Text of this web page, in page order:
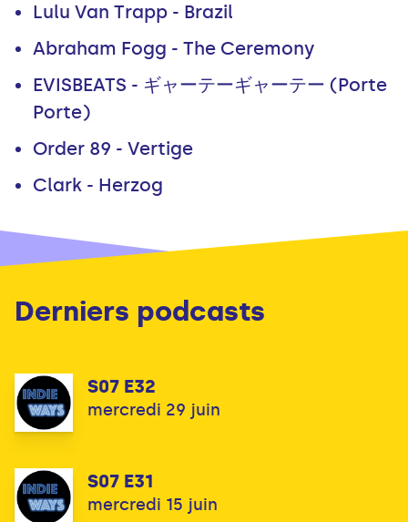
Lulu Van Trapp - Brazil
Abraham Fogg - The Ceremony
EVISBEATS - ギャーテーギャーテー (Porte
Porte)
Order 89 - Vertige
Clark - Herzog
Derniers podcasts
S07 E32
mercredi 29 juin
S07 E31
mercredi 15 juin